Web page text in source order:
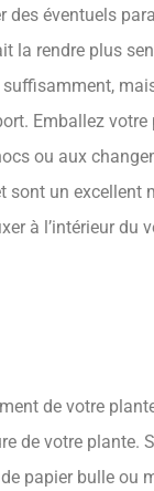
des éventuels
la rendre plus
suffisamment,
Emballez votre
ou aux
sont un excellent
à l’intérieur du
de votre
de votre plante.
papier bulle ou